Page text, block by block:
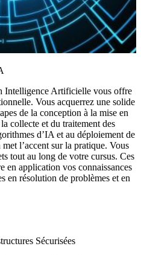
Intelligence Artificielle vous offre
Vous acquerrez une solide
de la conception à la mise en
collecte et du traitement des
d’IA et au déploiement de
l’accent sur la pratique. Vous
tout au long de votre cursus. Ces
en application vos connaissances
en résolution de problèmes et en
Sécurisées